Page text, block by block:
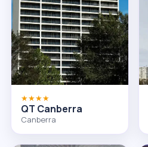
★★★★
QT Canberra
Canberra